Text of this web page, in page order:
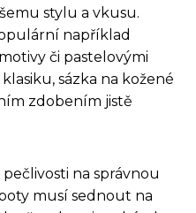
stylu a vkusu.
například
či pastelovými
sázka na kožené
zdobením jistě
na správnou
musí sednout na